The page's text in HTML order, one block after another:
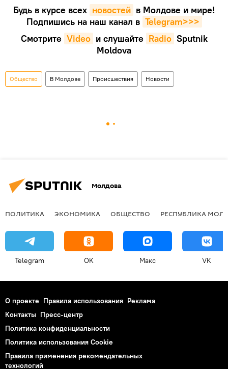
Будь в курсе всех новостей в Молдове и мире!
Подпишись на наш канал в Telegram>>>
Смотрите Video и слушайте Radio Sputnik
Moldova
Общество В Молдове Происшествия Новости
Молдова
ПОЛИТИКА ЭКОНОМИКА ОБЩЕСТВО РЕСПУБЛИКА
Telegram OK Макс VK
О проекте Правила использования Реклама
Контакты Пресс-центр
Политика конфиденциальности
Политика использования Cookie
Правила применения рекомендательных
технологий